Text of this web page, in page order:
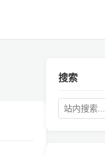
搜索